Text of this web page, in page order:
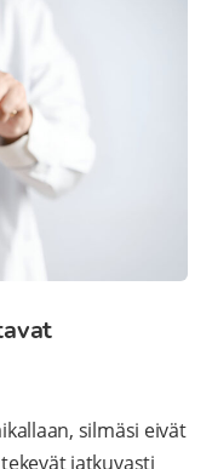
silmäsi eivät
jatkuvasti